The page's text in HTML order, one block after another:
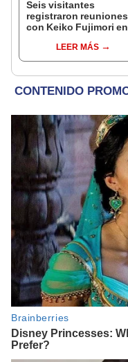
Seis visitantes
registraron reuniones
con Keiko Fujimori en
presidenta se
encontraba en Junín
LEER MÁS